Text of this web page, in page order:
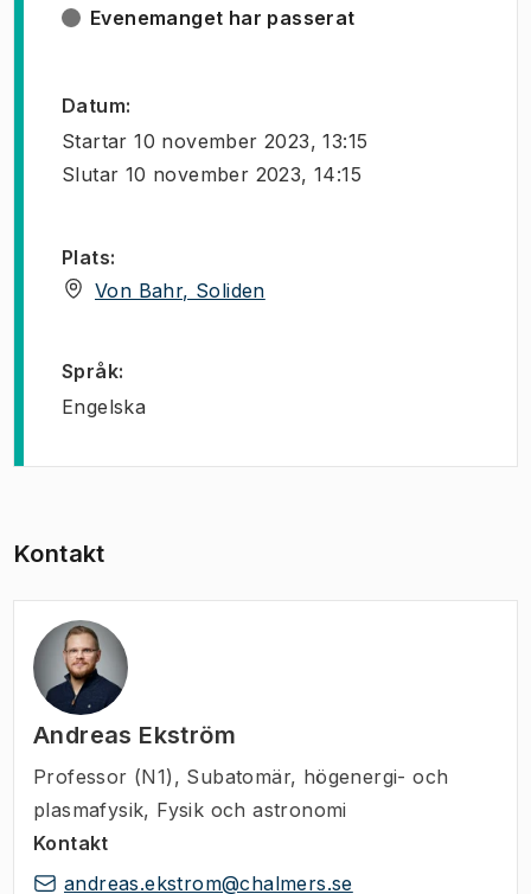
Evenemanget har passerat
Datum:
Startar 10 november 2023, 13:15
Slutar 10 november 2023, 14:15
Plats:
Von Bahr, Soliden(
Språk:
Engelska
Kontakt
Andreas Ekström
Professor (N1) , Subatomär, högenergi- och
plasmafysik, Fysik och astronomi
Kontakt
andreas.ekstrom@chalmers.se